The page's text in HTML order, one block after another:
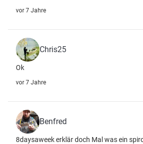
vor 7 Jahre
Chris25
Ok
vor 7 Jahre
Benfred
8daysaweek erklär doch Mal was ein